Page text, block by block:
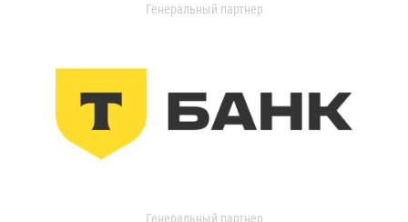
Генеральный партнер
Генеральный партнер